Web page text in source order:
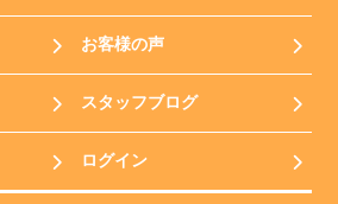
お客様の声
スタッフブログ
ログイン